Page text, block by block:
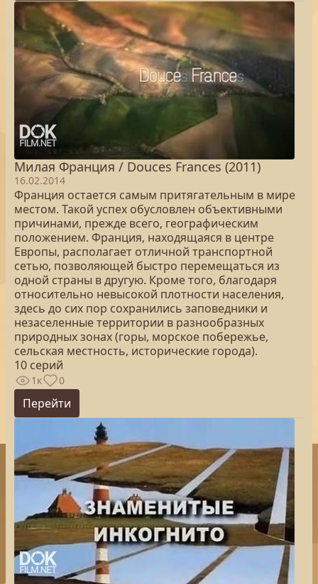
Милая Франция / Douces Frances (2011)
16.02.2014
Франция остается самым притягательным в мире
местом. Такой успех обусловлен объективными
причинами, прежде всего, географическим
положением. Франция, находящаяся в центре
Европы, располагает отличной транспортной
сетью, позволяющей быстро перемещаться из
одной страны в другую. Кроме того, благодаря
относительно невысокой плотности населения,
здесь до сих пор сохранились заповедники и
незаселенные территории в разнообразных
природных зонах (горы, морское побережье,
сельская местность, исторические города).
10 серий
1к 0
Перейти